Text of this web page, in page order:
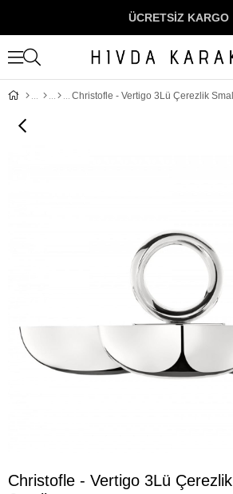
ÜCRETSİZ KARGO
Christofle - Vertigo 3Lü Çerezlik Small
Christofle - Vertigo 3Lü Çerezlik